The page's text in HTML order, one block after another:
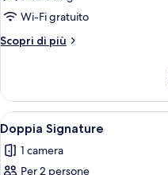
Superior
Double/Twin
Room
Wi-Fi gratuito
Scopri di più
Altri
Double/Twin
Room
Apri
tutte
le
6
Doppia Signature
1 camera
Per 2 persone